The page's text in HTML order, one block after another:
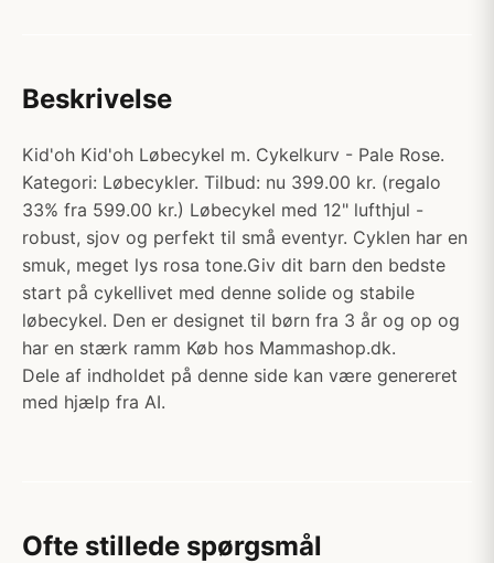
Beskrivelse
Kid'oh Kid'oh Løbecykel m. Cykelkurv - Pale Rose.
Kategori: Løbecykler. Tilbud: nu 399.00 kr. (regalo
33% fra 599.00 kr.) Løbecykel med 12" lufthjul -
robust, sjov og perfekt til små eventyr. Cyklen har en
smuk, meget lys rosa tone.Giv dit barn den bedste
start på cykellivet med denne solide og stabile
løbecykel. Den er designet til børn fra 3 år og op og
har en stærk ramm Køb hos Mammashop.dk.
Dele af indholdet på denne side kan være genereret
med hjælp fra AI.
Ofte stillede spørgsmål